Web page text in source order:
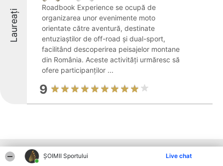
ȘOIMII Sportului Live chat
Laureați
Roadbook Experience se ocupă de
organizarea unor evenimente moto
orientate către aventură, destinate
entuziaștilor de off-road și dual-sport,
facilitând descoperirea peisajelor montane
din România. Aceste activități urmăresc să
ofere participanților ...
9
Alte firme din zonă